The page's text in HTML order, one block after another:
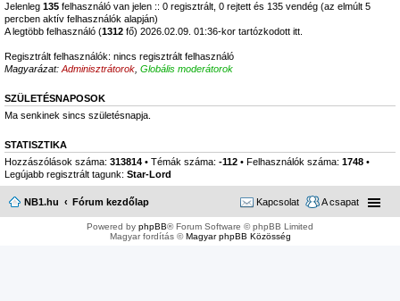
Jelenleg 135 felhasználó van jelen :: 0 regisztrált, 0 rejtett és 135 vendég (az elmúlt 5
percben aktív felhasználók alapján)
A legtöbb felhasználó (1312 fő) 2026.02.09. 01:36-kor tartózkodott itt.
Regisztrált felhasználók: nincs regisztrált felhasználó
Magyarázat: Adminisztrátorok Globális moderátorok
SZÜLETÉSNAPOSOK
Ma senkinek sincs születésnapja.
STATISZTIKA
Hozzászólások száma: 313814 • Témák száma: -112 • Felhasználók száma: 1748 •
Legújabb regisztrált tagunk: Star-Lord
NB1.hu Fórum kezdőlap A csapat
Kapcsolat
Powered by phpBB® Forum Software © phpBB Limited
Magyar fordítás ©Magyar phpBB Közösség